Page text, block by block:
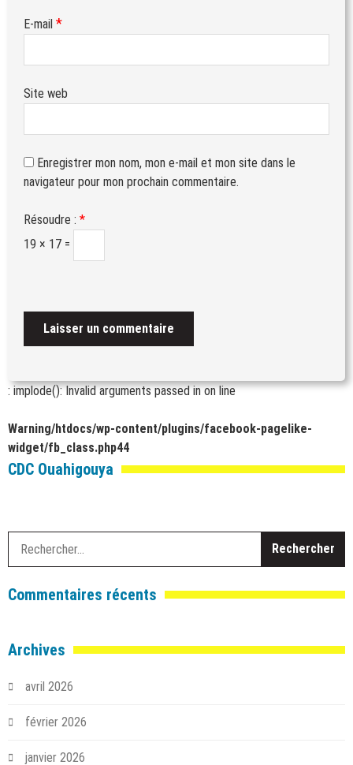
E-mail *
Site web
Enregistrer mon nom, mon e-mail et mon site dans le
navigateur pour mon prochain commentaire.
Résoudre : *
19 × 17 =
: implode(): Invalid arguments passed inon line
Warning/htdocs/wp-content/plugins/facebook-pagelike-
widget/fb_class.php44
CDC Ouahigouya
Commentaires récents
Archives
avril 2026
février 2026
janvier 2026